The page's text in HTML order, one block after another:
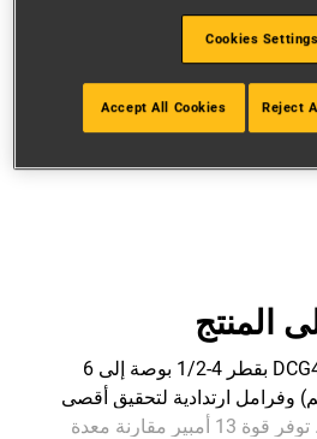
في المساحات المحصورة
للمقبض راحة أكبر وتحكم أفضل
محرك بقوة تعادل 13 أمبير مقارنة بوحدة سلكية
المنتج
تتميز معدة الجلخ DCG414T2 بقطر 4-1/2 بوصة إلى 6
(115 ملم-150 ملم) وفرامل ارتدادية لتحقيق أقصى
قدر من الطاقة والمتانة. توفر قوة 13 أمبير مقارنة معدة
Cookies Settings
Reject
Accept All Cookies